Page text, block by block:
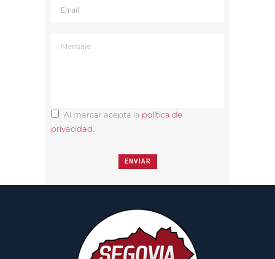
Al marcar acepta la política de
privacidad.